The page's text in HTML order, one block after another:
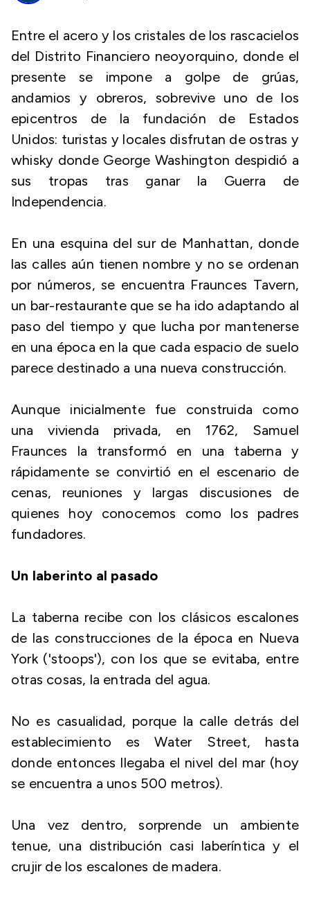
Entre el acero y los cristales de los rascacielos
del Distrito Financiero neoyorquino, donde el
presente se impone a golpe de grúas,
andamios y obreros, sobrevive uno de los
epicentros de la fundación de Estados
Unidos: turistas y locales disfrutan de ostras y
whisky donde George Washington despidió a
sus tropas tras ganar la Guerra de
Independencia.
En una esquina del sur de Manhattan, donde
las calles aún tienen nombre y no se ordenan
por números, se encuentra Fraunces Tavern,
un bar-restaurante que se ha ido adaptando al
paso del tiempo y que lucha por mantenerse
en una época en la que cada espacio de suelo
parece destinado a una nueva construcción.
Aunque inicialmente fue construida como
una vivienda privada, en 1762, Samuel
Fraunces la transformó en una taberna y
rápidamente se convirtió en el escenario de
cenas, reuniones y largas discusiones de
quienes hoy conocemos como los padres
fundadores.
Un laberinto al pasado
La taberna recibe con los clásicos escalones
de las construcciones de la época en Nueva
York ('stoops'), con los que se evitaba, entre
otras cosas, la entrada del agua.
No es casualidad, porque la calle detrás del
establecimiento es Water Street, hasta
donde entonces llegaba el nivel del mar (hoy
se encuentra a unos 500 metros).
Una vez dentro, sorprende un ambiente
tenue, una distribución casi laberíntica y el
crujir de los escalones de madera.